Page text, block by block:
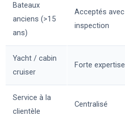
Bateaux
anciens (>15
ans)
Acceptés avec
inspection
Yacht / cabin
cruiser
Forte expertise
Service à la
clientèle
Centralisé